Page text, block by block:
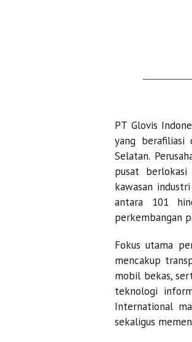
PT Glovis
yang berafiliasi
Selatan.
pusat
kawasan
antara 101
perkembangan
Fokus utama
mencakup
mobil bekas,
teknologi
International
sekaligus